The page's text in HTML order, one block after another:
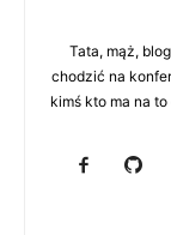
Tata, mąż,
chodzić na
kimś kto ma na